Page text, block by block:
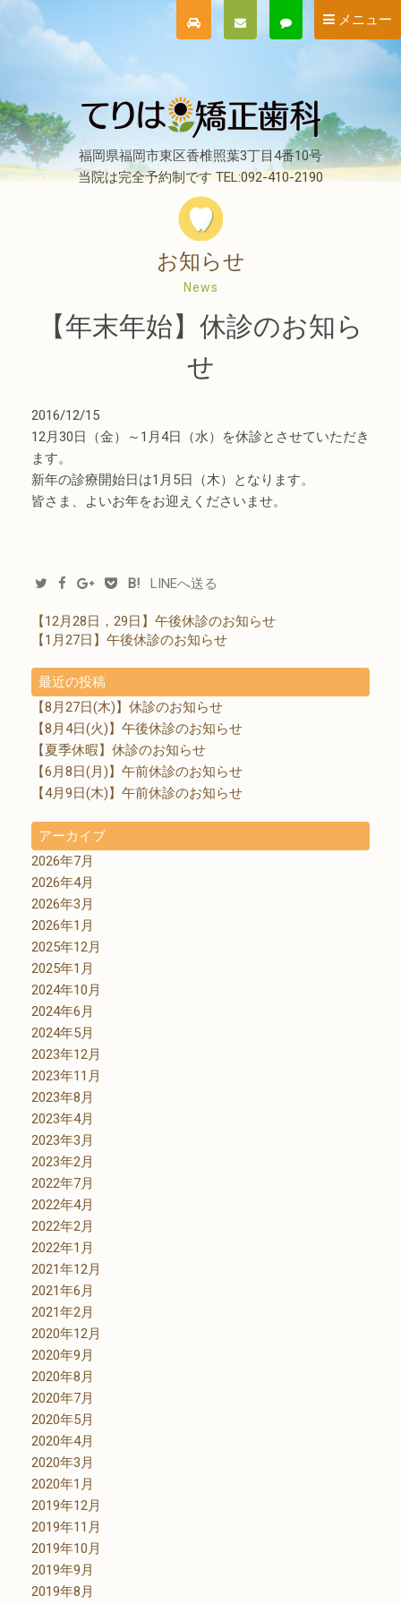
メニュー
福岡県福岡市東区香椎照葉3丁目4番10号
当院は完全予約制です TEL:092-410-2190
お知らせ
News
【年末年始】休診のお知ら
せ
2016/12/15
12月30日（金）～1月4日（水）を休診とさせていただき
ます。
新年の診療開始日は1月5日（木）となります。
皆さま、よいお年をお迎えくださいませ。
B! LINEへ送る
【12月28日，29日】午後休診のお知らせ
【1月27日】午後休診のお知らせ
最近の投稿
【8月27日(木)】休診のお知らせ
【8月4日(火)】午後休診のお知らせ
【夏季休暇】休診のお知らせ
【6月8日(月)】午前休診のお知らせ
【4月9日(木)】午前休診のお知らせ
アーカイブ
2026年7月
2026年4月
2026年3月
2026年1月
2025年12月
2025年1月
2024年10月
2024年6月
2024年5月
2023年12月
2023年11月
2023年8月
2023年4月
2023年3月
2023年2月
2022年7月
2022年4月
2022年2月
2022年1月
2021年12月
2021年6月
2021年2月
2020年12月
2020年9月
2020年8月
2020年7月
2020年5月
2020年4月
2020年3月
2020年1月
2019年12月
2019年11月
2019年10月
2019年9月
2019年8月